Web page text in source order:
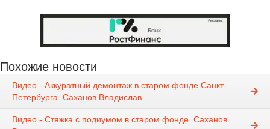
Похожие новости
Видео - Аккуратный демонтаж в старом фонде Санкт-
Петербурга. Саханов Владислав
Видео - Стяжка с подиумом в старом фонде. Саханов